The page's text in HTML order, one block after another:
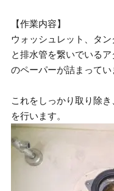
【作業内容】
ウォッシュレット、タ
と排水管を繋いでいる
のペーパーが詰まってい
これをしっかり取り除
を行います。